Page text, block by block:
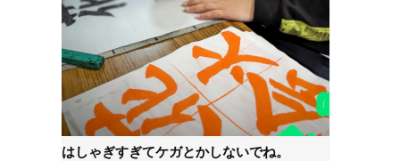
はしゃぎすぎてケガとかしないでね。